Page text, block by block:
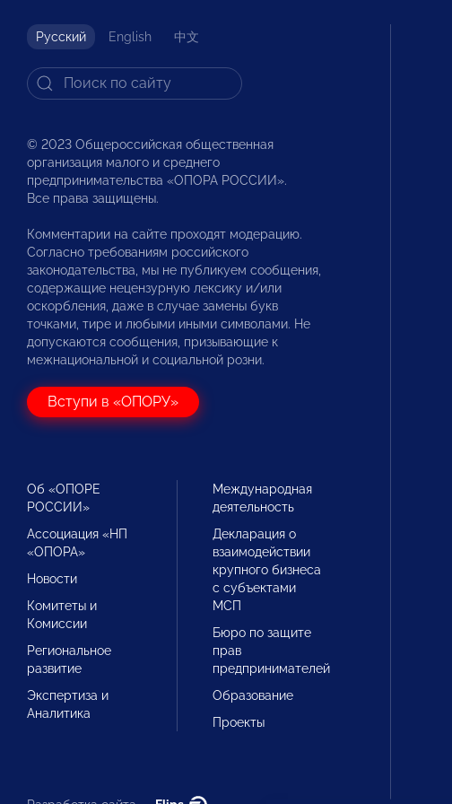
Русский English 中文
© 2023 Общероссийская общественная
организация малого и среднего
предпринимательства «ОПОРА РОССИИ».
Все права защищены.
Комментарии на сайте проходят модерацию.
Согласно требованиям российского
законодательства, мы не публикуем сообщения,
содержащие нецензурную лексику и/или
оскорбления, даже в случае замены букв
точками, тире и любыми иными символами. Не
допускаются сообщения, призывающие к
межнациональной и социальной розни.
Вступи в «ОПОРУ»
Об «ОПОРЕ
РОССИИ»
Ассоциация «НП
«ОПОРА»
Новости
Комитеты и
Комиссии
Региональное
развитие
Экспертиза и
Аналитика
Международная
деятельность
Декларация о
взаимодействии
крупного бизнеса
с субъектами
МСП
Бюро по защите
прав
предпринимателей
Образование
Проекты